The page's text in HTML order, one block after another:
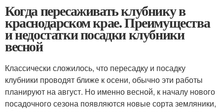
Когда пересаживать клубнику в
краснодарском крае. Преимущества
и недостатки посадки клубники
весной
Классически сложилось, что пересадку и посадку
клубники проводят ближе к осени, обычно эти работы
планируют на август. Но именно весной, к началу нового
посадочного сезона появляются новые сорта земляники,